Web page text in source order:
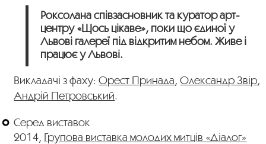
Роксолана співзасновник та куратор арт-
центру «Щось цікаве», поки що єдиної у
Львові галереї під відкритим небом. Живе і
працює у Львові.
Викладачі з фаху:Орест Принада,Олександр Звір,
Андрій Петровський.
Серед виставок
2014, Групова виставка молодих митців «Діалог»